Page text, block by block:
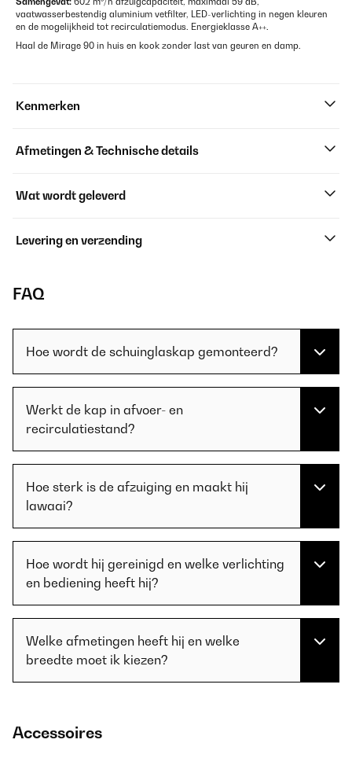
vaatwasserbestendig aluminium vetfilter, LED-verlichting in negen kleuren
en de mogelijkheid tot recirculatiemodus. Energieklasse A++.
Haal de Mirage 90 in huis en kook zonder last van geuren en damp.
Kenmerken
Afmetingen & Technische details
Wat wordt geleverd
Levering en verzending
FAQ
Hoe wordt de schuinglaskap gemonteerd?
Werkt de kap in afvoer- en
recirculatiestand?
Hoe sterk is de afzuiging en maakt hij
lawaai?
Hoe wordt hij gereinigd en welke verlichting
en bediening heeft hij?
Welke afmetingen heeft hij en welke
breedte moet ik kiezen?
Accessoires